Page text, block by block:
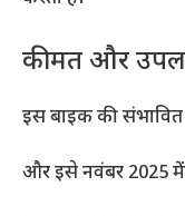
कीमत और
इस बाइक की
और इसे नवंबर 2025 में